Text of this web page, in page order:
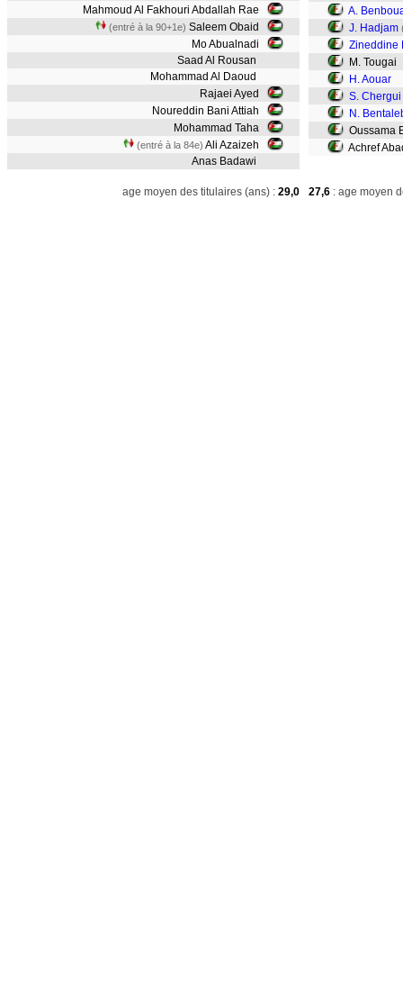
Mahmoud Al Fakhouri Abdallah Rae
(entré à la 90+1e) Saleem Obaid
Mo Abualnadi
Saad Al Rousan
Mohammad Al Daoud
Rajaei Ayed
Noureddin Bani Attiah
Mohammad Taha
(entré à la 84e) Ali Azaizeh
Anas Badawi
A.
J. Hadjam
Zineddine
M. Tougai
H. Aouar
S. Chergui
N.
Oussama
Achref
age moyen des titulaires (ans) : 29,0 27,6 : age moyen